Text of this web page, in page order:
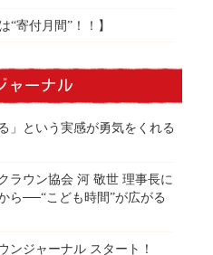
“寄付月間”！！】
ャーナル
」という実感が勇気をくれる
ラウン協会 河 敬世 理事長に
ら──“こども時間”が広がる
ンジャーナル スタート！